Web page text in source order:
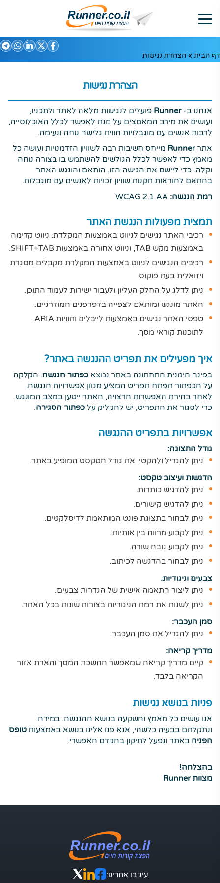
דף הבית » הצהרת נגישות
הצהרת נגישות
אנחנו ב-Runner פועלים לנגישות מלאה לאתר ולתכניו,
ועושים את מירב המאמצים על מנת לאפשר לכלל האוכלוסייה,
לרבות אנשים עם מוגבלויות חווית גלישה נוחה ונעימה.
אתרRunner מייחס חשיבות רבה לשוויון הזדמנויות ועושה כל
מאמץ כדי לאפשר לכלל הגולשים להשתמש בו בצורה נוחה
וקלה. כדי ליישם את הגישה הזו, הותאם והונגש האתר
בהתאם להוראות תקנות שוויון זכויות לאנשים עם מוגבלות.
רמת הנגשה:
תמצית מפעולות הנגשת האתר
רכיבי האתר נגישים לניווט באמצעות המקלדת: ניווט קדימה
באמצעות מקש TAB, וניווט אחורה באמצעות SHIFT+TAB.
רכיבים הנגישים לניווט באמצעות המקלדת מקבלים מסגרת
ויזואלית בעת פוקוס.
ניתן לדלג על החלק העליון ולעבור ישירות לעמוד התוכן.
האתר מונגש ומותאם לצפייה בדפדפנים המודרניים.
טפסי האתר נגישים באמצעות לייבלים ותוויות ARIA
לתוכנות קוראי מסך.
איך מפעילים את תפריט ההנגשה באתר?
בפינה הימנית התחתונה באתר נמצא כפתור הנגשה. הקלקה
על הכפתור תפתח תפריט המציע מגוון אפשרויות הנגשה.
לאחר בחירת האפשרות הרצויה, האתר ייטען במצב המונגש.
כדי לסגור את התפריט, יש להקליק על כפתור הסגירה.
אפשרויות בתפריט ההנגשה
גודל התצוגה:
ניתן להגדיל ולהקטין את גודל הטקסט המופיע באתר.
הדגשות ועיצוב טקסט:
ניתן להדגיש כותרות.
ניתן להדגיש קישורים.
ניתן לבחור בתצוגת פונט המותאמת לדיסלקטים.
ניתן לקבוע מרווח בין אותיות.
ניתן לקבוע גובה שורה.
ניתן לבחור בהדגשה לכיתוב.
צבעים וניגודיות:
ניתן ליצור התאמה אישית של הגדרות צבעים.
ניתן לשנות את רמת הניגודיות בצורות שונות בכל האתר.
סמן העכבר:
ניתן להגדיל את סמן העכבר.
מדריך קריאה:
קיים מדריך קריאה שמאפשר החשכת המסך והארת אזור
הקריאה בלבד.
פניות בנושא נגישות
אנו עושים כל מאמץ והשקעה בנושא ההנגשה. במידה
ונתקלתם בבעיה כלשהי, אנא פנו אלינו בנושא באמצעות טופס
הפניה באתר ונפעל לתיקון בהקדם האפשרי.
בהצלחה!
מצוות Runner
עיקבו אחרינו: